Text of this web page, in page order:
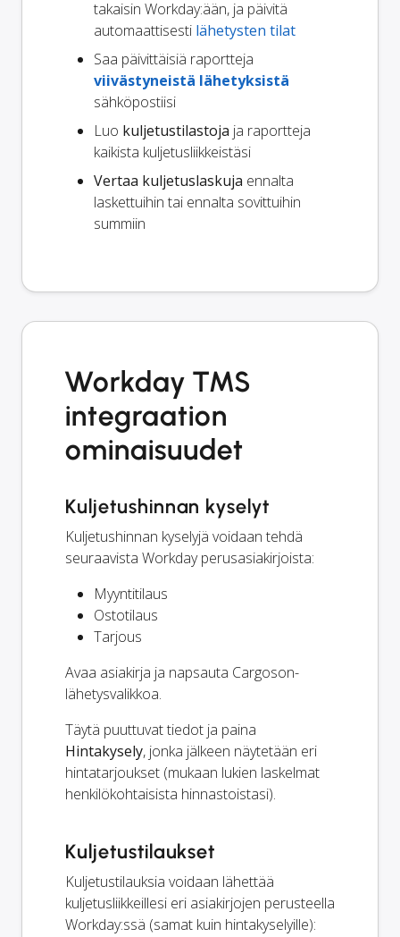
takaisin Workday:ään, ja päivitä
automaattisesti lähetysten tilat
Saa päivittäisiä raportteja
viivästyneistä lähetyksistä
sähköpostiisi
Luo kuljetustilastoja ja raportteja
kaikista kuljetusliikkeistäsi
Vertaa kuljetuslaskuja ennalta
laskettuihin tai ennalta sovittuihin
summiin
Workday TMS
integraation
ominaisuudet
Kuljetushinnan kyselyt
Kuljetushinnan kyselyjä voidaan tehdä
seuraavista Workday perusasiakirjoista:
Myyntitilaus
Ostotilaus
Tarjous
Avaa asiakirja ja napsauta Cargoson-
lähetysvalikkoa.
Täytä puuttuvat tiedot ja paina
Hintakysely, jonka jälkeen näytetään eri
hintatarjoukset (mukaan lukien laskelmat
henkilökohtaisista hinnastoistasi).
Kuljetustilaukset
Kuljetustilauksia voidaan lähettää
kuljetusliikkeillesi eri asiakirjojen perusteella
Workday:ssä (samat kuin hintakyselyille):